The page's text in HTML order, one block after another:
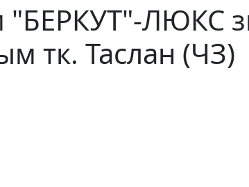
"БЕРКУТ"-ЛЮКС
тк. Таслан (ЧЗ)